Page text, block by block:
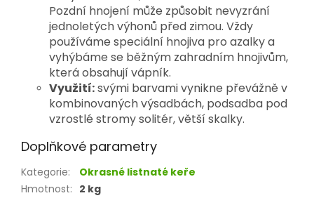
Pozdní hnojení může způsobit nevyzrání
jednoletých výhonů před zimou. Vždy
používáme speciální hnojiva pro azalky a
vyhýbáme se běžným zahradním hnojivům,
která obsahují vápník.
Využití:svými barvami vynikne převážně v
kombinovaných výsadbách, podsadba pod
vzrostlé stromy solitér, větší skalky.
Doplňkové parametry
Kategorie:
Okrasné listnaté keře
Hmotnost: 2 kg